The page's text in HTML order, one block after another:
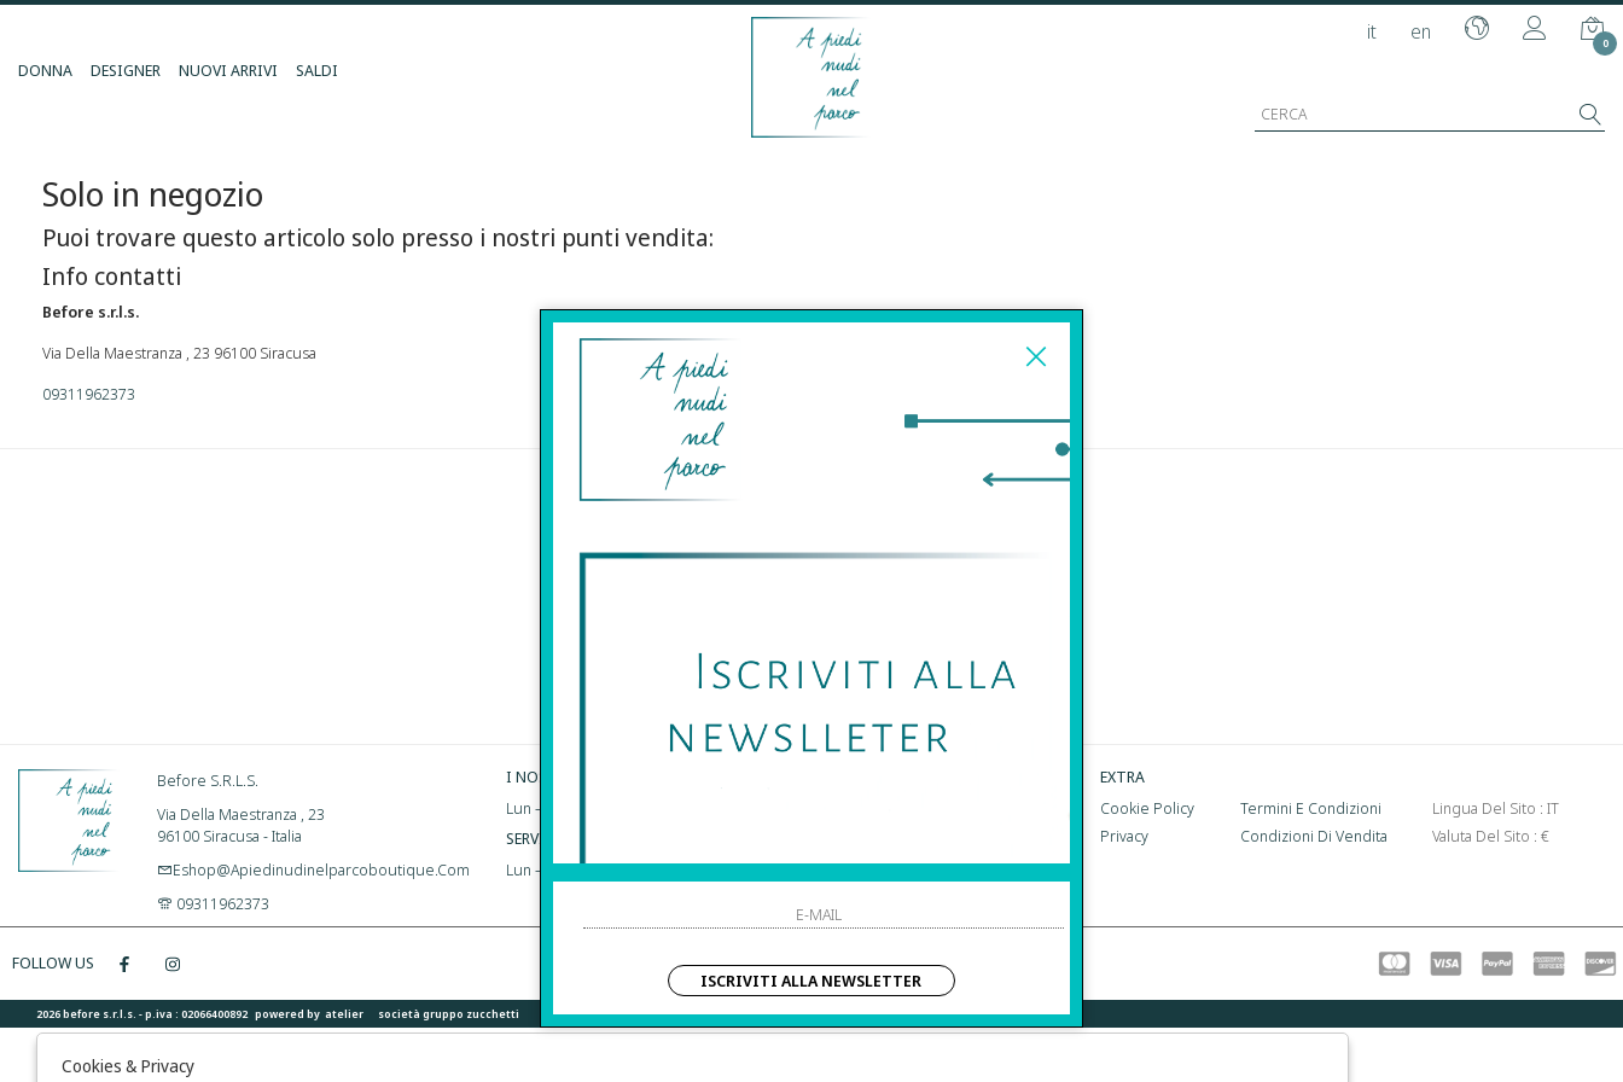
it en 0
DONNA DESIGNER NUOVI ARRIVI SALDI
Solo in negozio
Puoi trovare questo articolo solo presso i nostri punti vendita:
Info contatti
Before s.r.l.s.
Via Della Maestranza , 23 96100 Siracusa
09311962373
ISCRIVITI ALLA
NEWSLETTER
HO LETTO ED ACCETTATO LE CONDIZIONI SULLA PRIVACY.
Before S.r.l.s.
Via Della Maestranza , 23
96100 Siracusa - Italia
Eshop@apiedinudinelparcoboutique.com
09311962373
I NOSTRI ORARI:
Lun – Sab | 10:00 – 20:00
SERVIZIO CLIENTI:
Lun – Dom | 10:00 – 20:00
Pagamenti
EXTRA
Cookie Policy
Privacy
Termini E Condizioni
Condizioni Di Vendita
Lingua Del Sito : IT
Valuta Del Sito : €
FOLLOW US
2026 before s.r.l.s. - p.iva : 02066400892 powered by atelier società gruppo zucchetti
ISCRIVITI ALLA NEWSLETTER
Cookies & Privacy